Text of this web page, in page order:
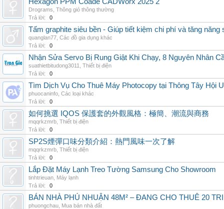
Drograms Thông gió thông thường
Trả lời:
0
Tấm graphite siêu bền - Giúp tiết kiệm chi phí và tăng năng
quanglan77 Các đồ gia dụng khác
Trả lời:
0
Nhận Sửa Servo Bị Rung Giật Khi Chạy, 8 Nguyên Nhân
suathietbitudong3011
Thiết bị điện
Trả lời:
0
Tìm Dịch Vụ Cho Thuê Máy Photocopy tại Thông Tây Hội
phuocaninfo Các loại khác
Trả lời:
0
如何挑選 IQOS 保護套的外觀風格：極簡、潮流與商務
mqqrkzmrb Thiết bị điện
Trả lời:
0
SP2S煙彈口味分類介紹：熱門風味一次了解
mqqrkzmrb Thiết bị điện
Trả lời:
0
Lắp Đặt Máy Lạnh Treo Tường Samsung Cho Showroom
tinhtrieuan Máy lạnh
Trả lời:
0
BÁN NHÀ PHÚ NHUẬN 48M² – ĐANG CHO THUÊ 20
phuongchau Mua bán nhà đất